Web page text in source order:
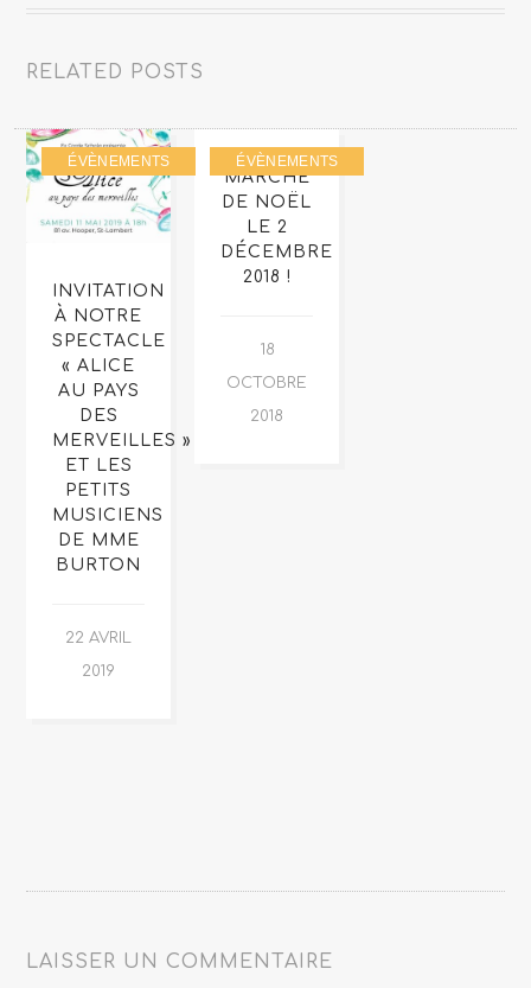
RELATED POSTS
ÉVÈNEMENTS
INVITATION
À NOTRE
SPECTACLE
« ALICE
AU PAYS
DES
MERVEILLES »
ET LES
PETITS
MUSICIENS
DE MME
BURTON
22 AVRIL
2019
ÉVÈNEMENTS
MARCHÉ
DE NOËL
LE 2
DÉCEMBRE
2018 !
18
OCTOBRE
2018
LAISSER UN COMMENTAIRE